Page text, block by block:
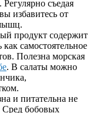
съедая
избавитесь от
продукт содержит
самостоятельное
Полезна морская
. В салаты можно
и питательна не
Сред бобовых